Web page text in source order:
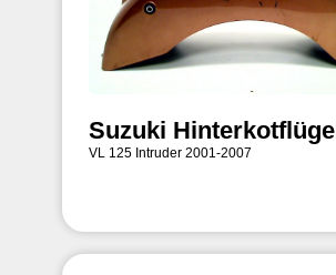
Suzuki Hinterkotflügel
VL 125 Intruder 2001-2007